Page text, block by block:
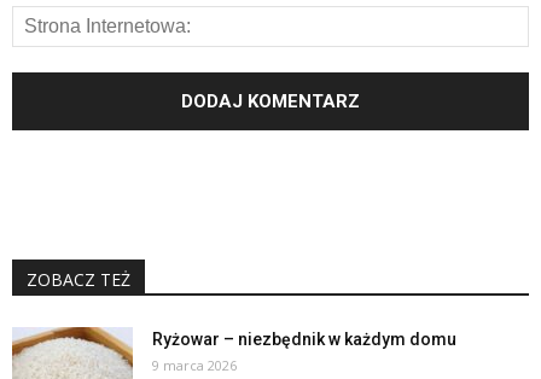
ZOBACZ TEŻ
Ryżowar – niezbędnik w każdym domu
9 marca 2026